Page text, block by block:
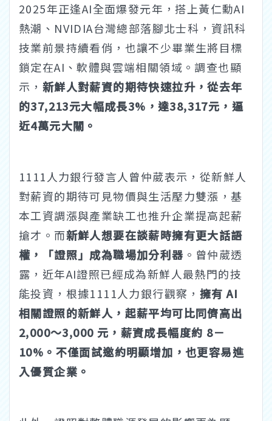
2025年正逢AI全面爆發元年，搭上黃仁勳AI
熱潮、NVIDIA台灣總部落腳北士科，資訊科
技業前景持續看俏，也讓不少畢業生將目標
鎖定在AI、軟體與雲端相關領域。調查也顯
示， 新鮮人對薪資的期待快速拉升，從去年
的37,213元大幅成長3%，達38,317元，逼
近4萬元大關。
1111人力銀行發言人曾仲葳表示，從新鮮人
對薪資的期待可見物價與生活壓力雙漲，基
本工資調漲與產業缺工也推升企業提高起薪
搶才。而新鮮人想要在談薪時擁有更大話語
權，「證照」成為職場加分利器 。曾仲葳透
露，近年AI證照已經成為新鮮人最熱門的技
能投資，根據1111人力銀行觀察， 擁有 AI
相關證照的新鮮人，起薪平均可比同儕高出
2,000～3,000 元，薪資成長幅度約 8－
10%。不僅面試邀約明顯增加，也更容易進
入優質企業。